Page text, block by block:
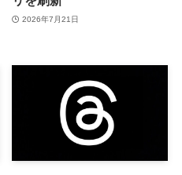
2026年7月21日